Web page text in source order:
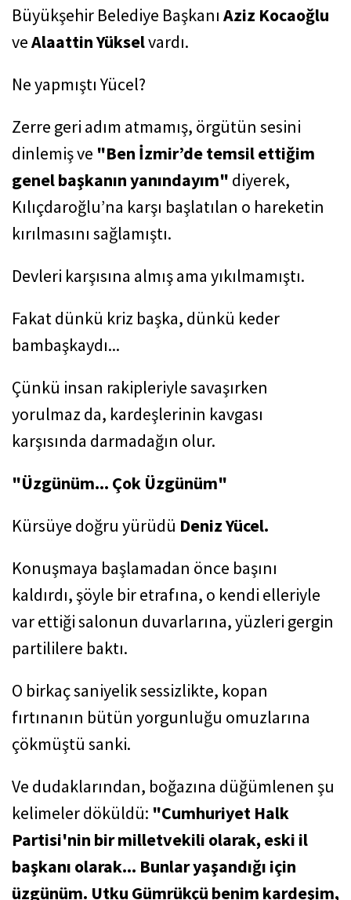
Büyükşehir Belediye Başkanı Aziz Kocaoğlu
veAlaattin Yükselvardı.
Ne yapmıştı Yücel?
Zerre geri adım atmamış, örgütün sesini
dinlemiş ve "Ben İzmir’de temsil ettiğim
genel başkanın yanındayım" diyerek,
Kılıçdaroğlu’na karşı başlatılan o hareketin
kırılmasını sağlamıştı.
Devleri karşısına almış ama yıkılmamıştı.
Fakat dünkü kriz başka, dünkü keder
bambaşkaydı...
Çünkü insan rakipleriyle savaşırken
yorulmaz da, kardeşlerinin kavgası
karşısında darmadağın olur.
"Üzgünüm... Çok Üzgünüm"
Kürsüye doğru yürüdü Deniz Yücel.
Konuşmaya başlamadan önce başını
kaldırdı, şöyle bir etrafına, o kendi elleriyle
var ettiği salonun duvarlarına, yüzleri gergin
partililere baktı.
O birkaç saniyelik sessizlikte, kopan
fırtınanın bütün yorgunluğu omuzlarına
çökmüştü sanki.
Ve dudaklarından, boğazına düğümlenen şu
kelimeler döküldü: "Cumhuriyet Halk
Partisi'nin bir milletvekili olarak, eski il
başkanı olarak... Bunlar yaşandığı için
üzgünüm. Utku Gümrükçü benim kardeşim,